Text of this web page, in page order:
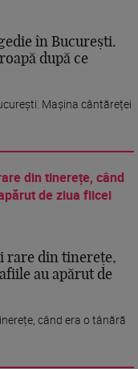
în București.
după ce
Mașina cântăreței
rare din tinerețe,
au apărut de
când era o tânără